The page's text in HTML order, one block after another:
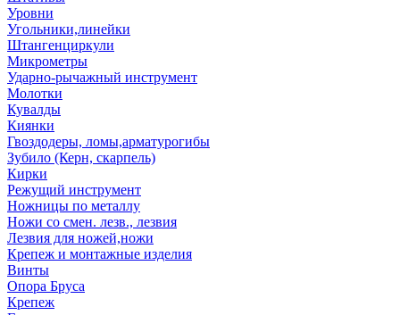
Уровни
Угольники,линейки
Штангенциркули
Микрометры
Ударно-рычажный инструмент
Молотки
Кувалды
Киянки
Гвоздодеры, ломы,арматурогибы
Зубило (Керн, скарпель)
Кирки
Режущий инструмент
Ножницы по металлу
Ножи со смен. лезв., лезвия
Лезвия для ножей,ножи
Крепеж и монтажные изделия
Винты
Опора Бруса
Крепеж